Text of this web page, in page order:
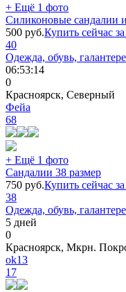
+ Ещё 1 фото
Силиконовые сандалии
500 руб.Купить сейчас за
40
Одежда, обувь,
06:53:14
0
Красноярск, Северный
Фейа
68
+ Ещё 1 фото
Сандалии 38 размер
750 руб.Купить сейчас за
38
Одежда, обувь,
5 дней
0
Красноярск, Мкрн.
ok13
17